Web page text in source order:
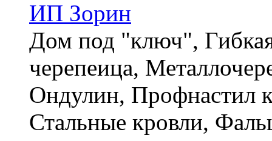
ИП Зорин
Дом под "ключ",
черепеица,
Ондулин, Профнастил
Стальные кровли,